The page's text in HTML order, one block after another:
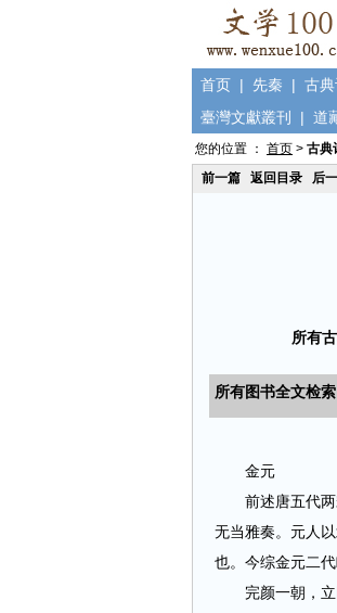
首页 | 先秦 | 古
臺灣文獻叢刊
| 道
您的位置 ： 首页 > 古典
前一篇
返回目录 后
金元
前述唐五代两宋
无当雅奏。元人
也。今综金元二代
完颜一朝，立